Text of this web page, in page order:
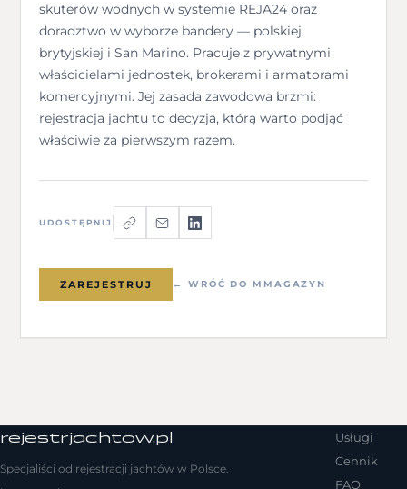
skuterów wodnych w systemie REJA24 oraz
doradztwo w wyborze bandery — polskiej,
brytyjskiej i San Marino. Pracuje z prywatnymi
właścicielami jednostek, brokerami i armatorami
komercyjnymi. Jej zasada zawodowa brzmi:
rejestracja jachtu to decyzja, którą warto podjąć
właściwie za pierwszym razem.
UDOSTĘPNIJ
ZAREJESTRUJ ← WRÓĆ DO MMAGAZYN
rejestrjachtow.pl
Specjaliści od rejestracji jachtów w Polsce.
Usługi
Cennik
FAQ